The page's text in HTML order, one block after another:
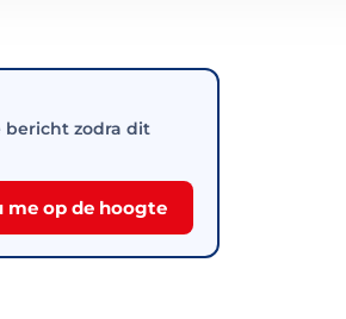
bericht zodra dit
me op de hoogte